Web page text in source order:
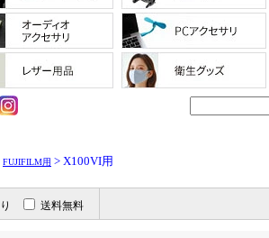
FUJIFILM用 > X100VI用
送料無料